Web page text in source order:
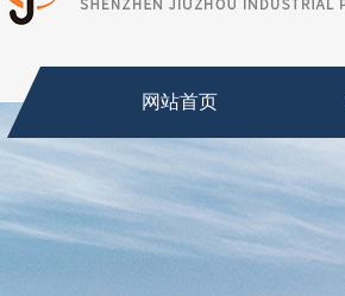
网站首页